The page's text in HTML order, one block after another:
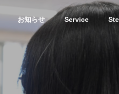
お知らせ Service